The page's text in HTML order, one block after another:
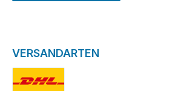
VERSANDARTEN